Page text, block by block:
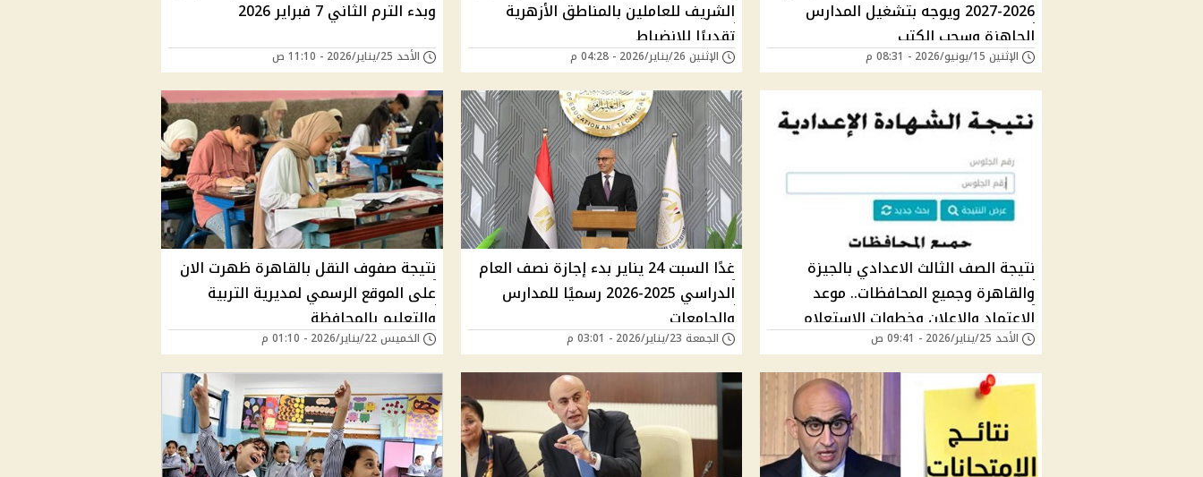
2026-2027 ويوجه بتشغيل المدارس
الجاهزة وسحب الكتب
الإثنين 15/يونيو/2026 - 08:31 م
الشريف للعاملين بالمناطق الأزهرية
تقديرًا للانضباط
الإثنين 26/يناير/2026 - 04:28 م
وبدء الترم الثاني 7 فبراير 2026
الأحد 25/يناير/2026 - 11:10 ص
نتيجة الصف الثالث الاعدادي بالجيزة
والقاهرة وجميع المحافظات.. موعد
الاعتماد والإعلان وخطوات الاستعلام
الأحد 25/يناير/2026 - 09:41 ص
غدًا السبت 24 يناير بدء إجازة نصف العام
الدراسي 2025-2026 رسميًا للمدارس
والجامعات
الجمعة 23/يناير/2026 - 03:01 م
نتيجة صفوف النقل بالقاهرة ظهرت الان
على الموقع الرسمي لمديرية التربية
والتعليم بالمحافظة
الخميس 22/يناير/2026 - 01:10 م